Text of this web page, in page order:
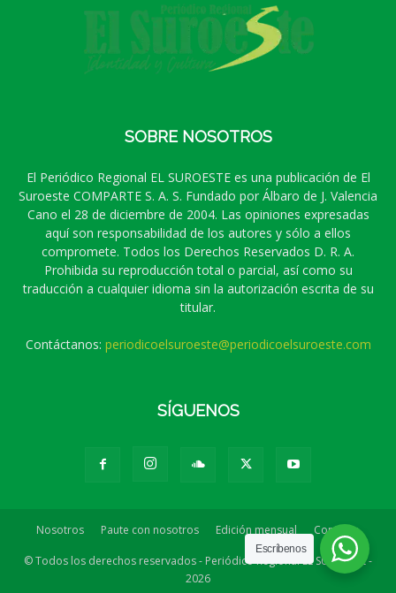
SOBRE NOSOTROS
El Periódico Regional EL SUROESTE es una publicación de El
Suroeste COMPARTE S. A. S. Fundado por Álbaro de J. Valencia
Cano el 28 de diciembre de 2004. Las opiniones expresadas
aquí son responsabilidad de los autores y sólo a ellos
compromete. Todos los Derechos Reservados D. R. A.
Prohibida su reproducción total o parcial, así como su
traducción a cualquier idioma sin la autorización escrita de su
titular.
Contáctanos: periodicoelsuroeste@periodicoelsuroeste.com
SÍGUENOS
Nosotros Paute con nosotros Edición mensual Contacto
© Todos los derechos reservados - Periódico Regional EL SUROESTE -
2026
Escríbenos